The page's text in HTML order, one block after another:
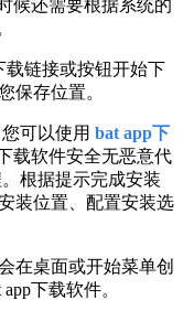
候还需要根据系统的
载链接或按钮开始下
保存位置。
可以使用 bat app下
载软件安全无恶意代
根据提示完成安装
装位置、配置安装选
在桌面或开始菜单创
下载软件。